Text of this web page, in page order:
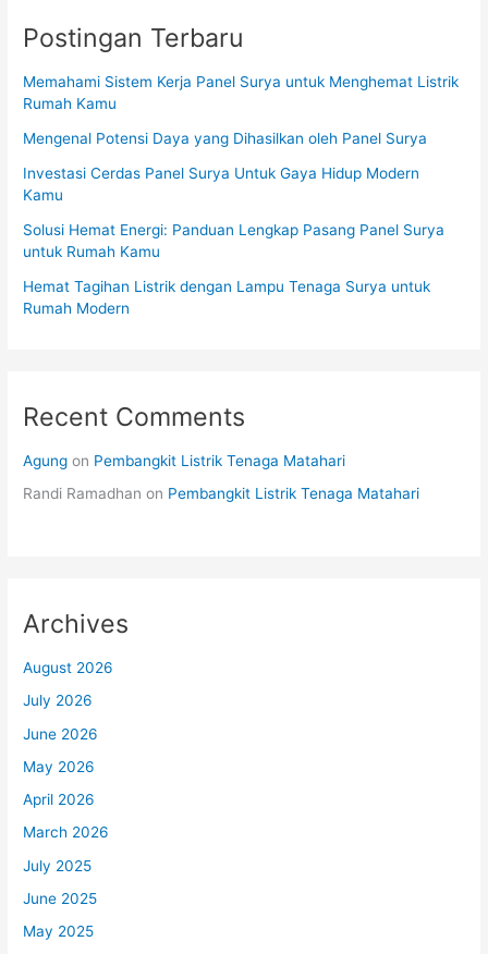
Postingan Terbaru
Memahami Sistem Kerja Panel Surya untuk Menghemat Listrik
Rumah Kamu
Mengenal Potensi Daya yang Dihasilkan oleh Panel Surya
Investasi Cerdas Panel Surya Untuk Gaya Hidup Modern
Kamu
Solusi Hemat Energi: Panduan Lengkap Pasang Panel Surya
untuk Rumah Kamu
Hemat Tagihan Listrik dengan Lampu Tenaga Surya untuk
Rumah Modern
Recent Comments
Agung on Pembangkit Listrik Tenaga Matahari
Randi Ramadhan on Pembangkit Listrik Tenaga Matahari
Archives
August 2026
July 2026
June 2026
May 2026
April 2026
March 2026
July 2025
June 2025
May 2025